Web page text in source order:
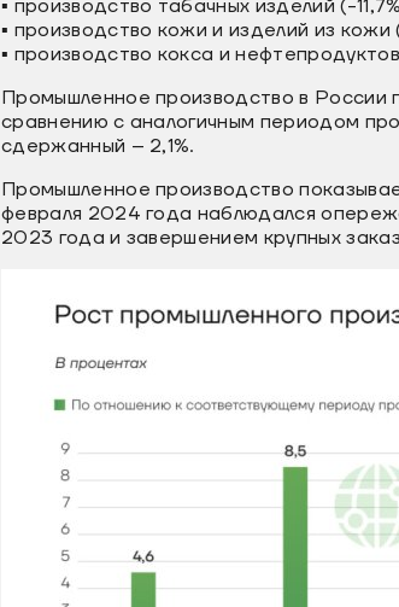
▪️ производство табачных изделий (-
▪️ производство кожи и изделий из кожи
▪️ производство кокса и
Промышленное производство в России
сравнению с аналогичным периодом
сдержанный – 2,1%.
Промышленное производство
февраля 2024 года наблюдался
2023 года и завершением крупных